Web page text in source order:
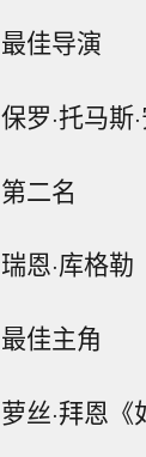
最佳导演
保罗·托马斯
第二名
瑞恩·库格勒
最佳主角
萝丝·拜恩《